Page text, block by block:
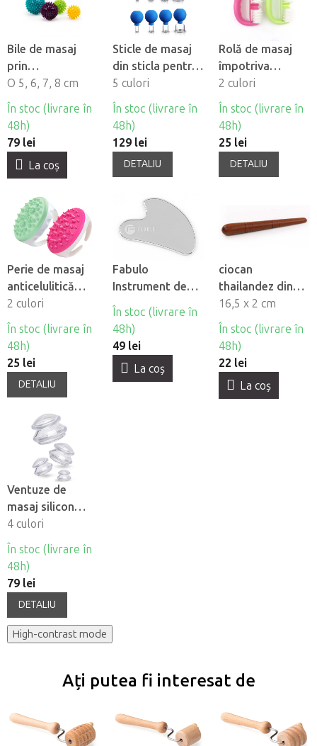
Bile de masaj
prin
presopunctură
Bodhi Spiky Ball,
4 buc
O 5, 6, 7, 8 cm
În stoc (livrare în
48h)
79 lei
La coş
Sticle de masaj
din sticla pentru
fata si corp, set
de 4
5 culori
În stoc (livrare în
48h)
129 lei
DETALIU
Rolă de masaj
împotriva
celulitei Fabulo
Square
2 culori
În stoc (livrare în
48h)
25 lei
DETALIU
Perie de masaj
anticelulitică
Fabulo
2 culori
În stoc (livrare în
48h)
25 lei
DETALIU
Fabulo
Instrument de
masaj Gua Sha
din otel
inoxidabil
În stoc (livrare în
48h)
49 lei
La coş
ciocan
thailandez din
lemn pentru
masaj
reflexologic
16,5 x 2 cm
În stoc (livrare în
48h)
22 lei
La coş
Ventuze de
masaj silicon
Fabulo
Mushroom - set,
4 buc
4 culori
În stoc (livrare în
48h)
79 lei
DETALIU
High-contrast mode
Ați putea fi interesat de